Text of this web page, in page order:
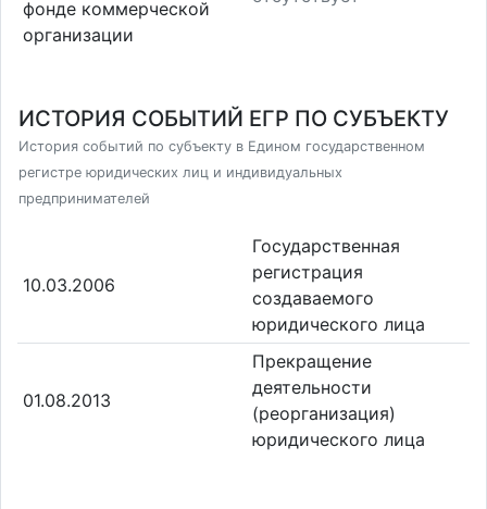
фонде коммерческой
организации
ИСТОРИЯ СОБЫТИЙ ЕГР ПО СУБЪЕКТУ
История событий по субъекту в Едином государственном
регистре юридических лиц и индивидуальных
предпринимателей
10.03.2006
Государственная
регистрация
создаваемого
юридического лица
01.08.2013
Прекращение
деятельности
(реорганизация)
юридического лица